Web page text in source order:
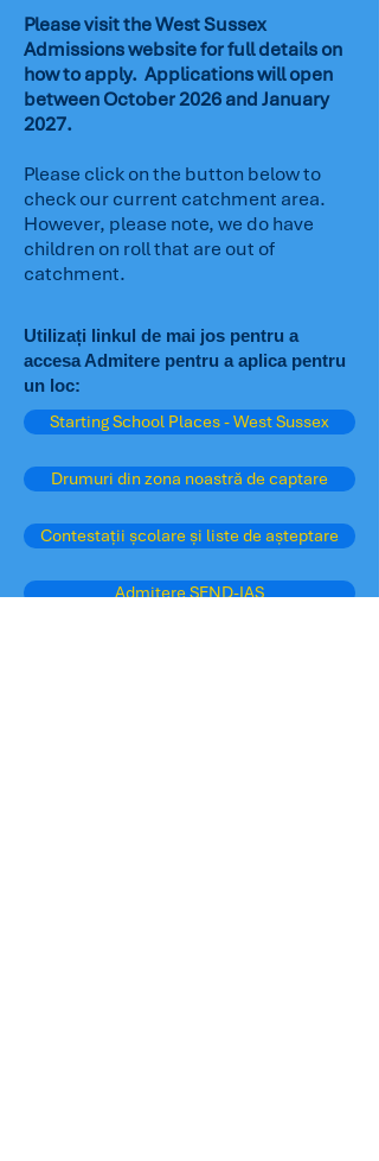
Please visit the West Sussex
Admissions website for full details on
how to apply. Applications will open
between October 2026 and January
2027.
Please click on the button below to
check our current catchment area.
However, please note, we do have
children on roll that are out of
catchment.
Utilizați linkul de mai jos pentru a
accesa Admitere pentru a aplica pentru
un loc:
Starting School Places - West Sussex
Drumuri din zona noastră de captare
Contestații școlare și liste de așteptare
Admitere SEND-IAS